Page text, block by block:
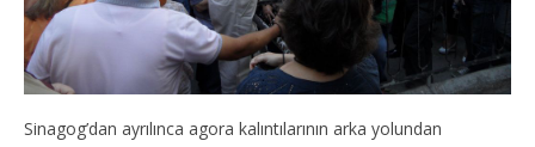
Sinagog’dan ayrılınca agora kalıntılarının arka yolundan